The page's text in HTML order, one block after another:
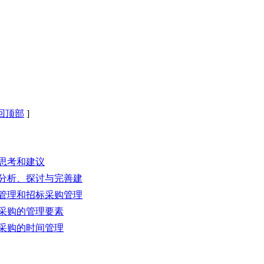
顶部 ]
考和建议
析、探讨与完善建
理和招标采购管理
购的管理要素
购的时间管理